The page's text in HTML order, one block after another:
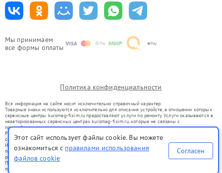
Мы принимаем
все формы оплаты
Политика конфиденциальности
Вся информация на сайте носит исключительно справочный характер.
Товарные знаки используются исключительно для описания устройств, в отношении которых
сервисные центры kur.smeg-fixim.ru предоставляют услуги по ремонту. Услуги оказываются в
неавторизованных сервисных центрах kur.smeg-fixim.ru, которые не связаны с
правообладателями товарных знаков или их официальными представителями.
Ремонт осуществляется для устройств, уже введенных в гражданский оборот в соответствии
со статьей 1487 ГК РФ.
Использование товарных знаков не преследует цели индивидуализации услуг или введения
потребителей в заблуждение, а служит для информирования о предоставляемых услугах по
ремонту техники указанных брендов.
Представленная на сайте информация не является публичной офертой, определяемой
положениями Статьи 437(2) Гражданского кодекса РФ
Этот сайт использует файлы cookie. Вы можете
ознакомиться с правилами использования
файлов cookie
Согласен